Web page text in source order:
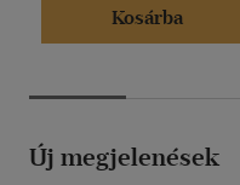
Kosárba
Új megjelenések